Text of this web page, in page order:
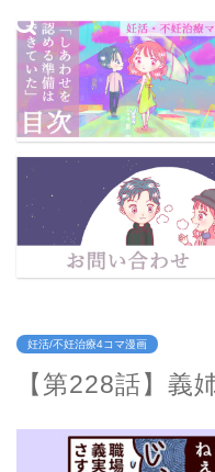
妊活/不妊治療4コマ漫画
【第228話】義